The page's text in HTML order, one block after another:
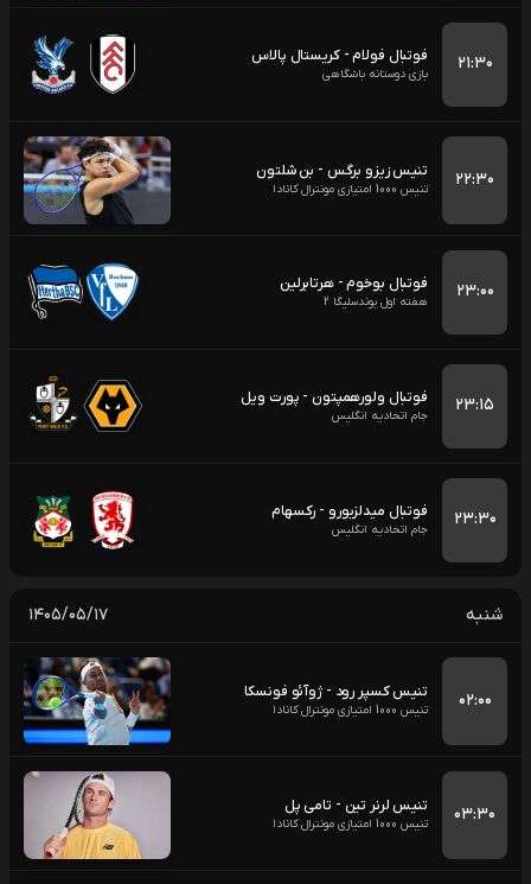
۲۱:۳۰ فوتبال فولام - کریستال پالاس
بازی دوستانه باشگاهی
۲۲:۳۰ تنیس زیزو برگس - بن شلتون
تنیس 1000 امتیازی مونترال کانادا
۲۳:۰۰ فوتبال بوخوم - هرتابرلین
هفته اول بوندسلیگا 2
۲۳:۱۵ فوتبال ولورهمپتون - پورت ویل
جام اتحادیه انگلیس
۲۳:۳۰ فوتبال میدلزبورو - رکسهام
جام اتحادیه انگلیس
شنبه ۱۴۰۵/۰۵/۱۷
۰۲:۰۰ تنیس کسپر رود - ژوآئو فونسکا
تنیس 1000 امتیازی مونترال کانادا
۰۳:۳۰ تنیس لرنر تین - تامی پل
تنیس 1000 امتیازی مونترال کانادا